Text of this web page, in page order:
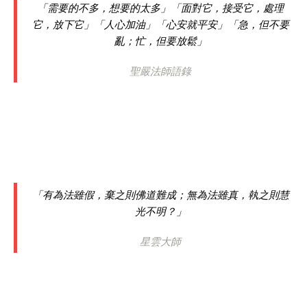
「需要的不多，想要的太多」「面對它，接受它，處理
它，放下它」「人心加油」「心安就平安」「急，但不要
亂；忙，但要放鬆」
聖嚴法師語錄
「有為法雖假，棄之則佛道難成；無為法雖真，執之則慧
光不明？」
星雲大師